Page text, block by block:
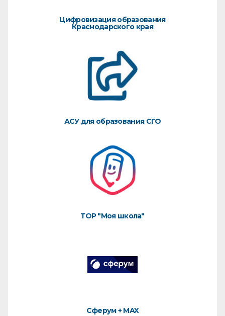
Цифровизация образования
Краснодарского края
АСУ для образования СГО
ТОР "Моя школа"
Сферум + MAX